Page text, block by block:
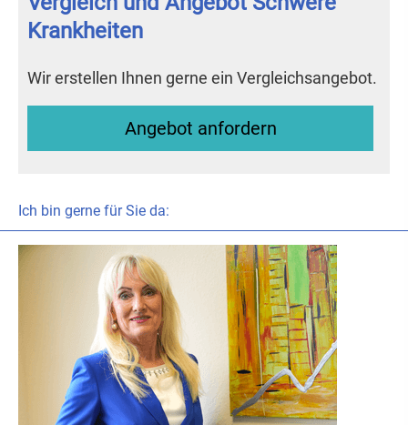
Krank­hei­ten
Wir erstellen Ihnen gerne ein Vergleichsangebot.
An­ge­bot an­for­dern
Ich bin gerne für Sie da: